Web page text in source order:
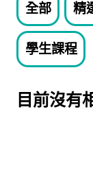
全部 精
學生課程
目前沒有